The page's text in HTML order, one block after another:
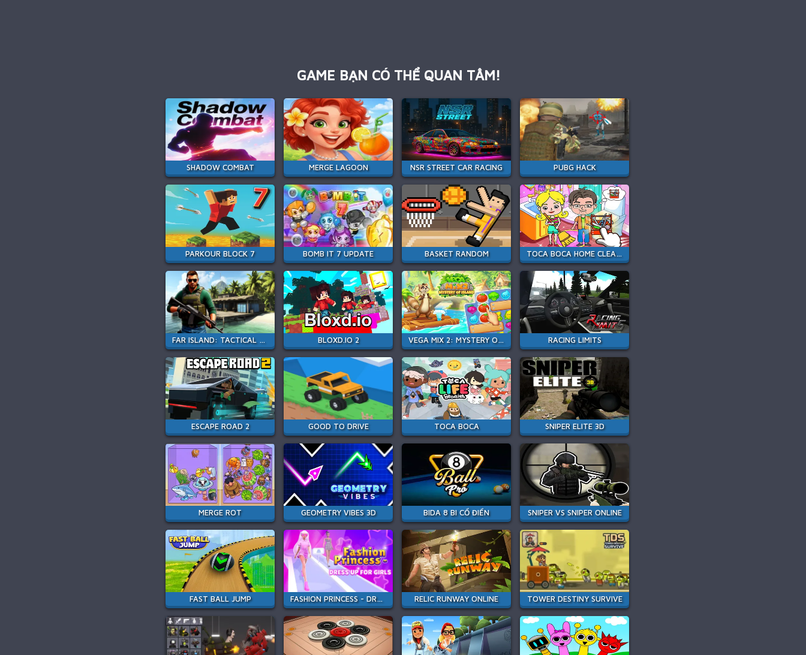
GAME BẠN CÓ THỂ QUAN TÂM!
SHADOW COMBAT MERGE LAGOON NSR STREET CAR RACING PUBG HACK
PARKOUR BLOCK 7 BOMB IT 7 UPDATE BASKET RANDOM TOCA BOCA HOME CLEAN UP DESIGN
FAR ISLAND: TACTICAL WARFARE BLOXD.IO 2 VEGA MIX 2: MYSTERY OF ISLAND RACING LIMITS
ESCAPE ROAD 2 GOOD TO DRIVE TOCA BOCA SNIPER ELITE 3D
MERGE ROT GEOMETRY VIBES 3D BIDA 8 BI CỔ ĐIỂN SNIPER VS SNIPER ONLINE
FAST BALL JUMP FASHION PRINCESS - DRESS UP FOR GIRLS RELIC RUNWAY ONLINE TOWER DESTINY SURVIVE